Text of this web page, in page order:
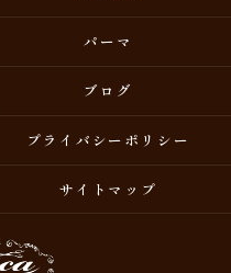
パーマ
ブログ
プライバシーポリシー
サイトマップ